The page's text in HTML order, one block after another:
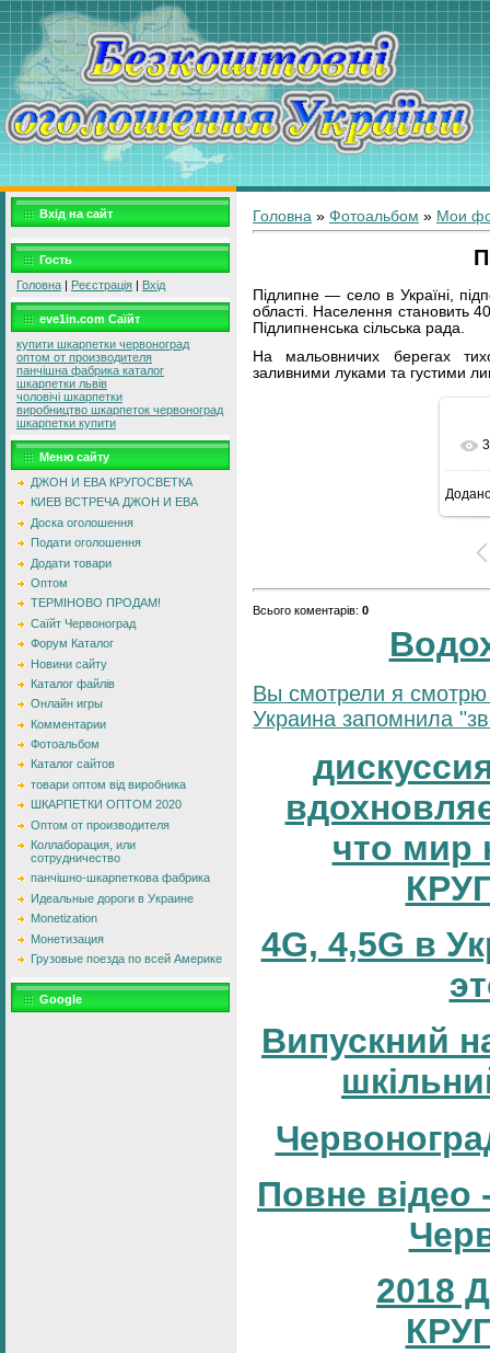
Вхід на сайт
Гость
Головна | Реєстрація | Вхід
eve1in.com Саїйт
купити шкарпетки червоноград
оптом от производителя
панчішна фабрика каталог
шкарпетки львів
чоловічі шкарпетки
виробництво шкарпеток червоноград
шкарпетки купити
Меню сайту
ДЖОН И ЕВА КРУГОСВЕТКА
КИЕВ ВСТРЕЧА ДЖОН И ЕВА
Доска оголошення
Подати оголошення
Додати товари
Оптом
ТЕРМІНОВО ПРОДАМ!
Саїйт Червоноград
Форум Каталог
Новини сайту
Каталог файлів
Онлайн игры
Комментарии
Фотоальбом
Каталог сайтов
товари оптом від виробника
ШКАРПЕТКИ ОПТОМ 2020
Оптом от производителя
Коллаборация, или
сотрудничество
панчішно-шкарпеткова фабрика
Идеальные дороги в Украине
Monetization
Монетизация
Грузовые поезда по всей Америке
Google
Головна » Фотоальбом » Мои
Підлипне — село в Україні,
області. Населення становить
Підлипненська сільська рада.
На мальовничих берегах
заливними луками та густими
Всього коментарів: 0
Вы смотрели я
Украина запомнила
что мир
4G, 4,5G в
Випускний
Повне відео
2018